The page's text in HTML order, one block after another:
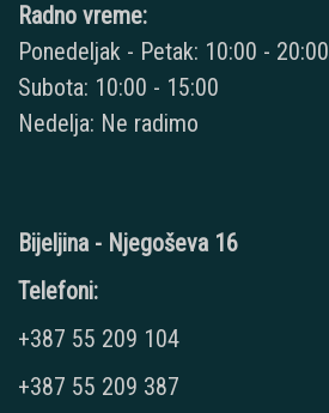
Radno vreme:
Ponedeljak - Petak: 10:00 - 20:00
Subota: 10:00 - 15:00
Nedelja: Ne radimo
Bijeljina - Njegoševa 16
Telefoni:
+387 55 209 104
+387 55 209 387